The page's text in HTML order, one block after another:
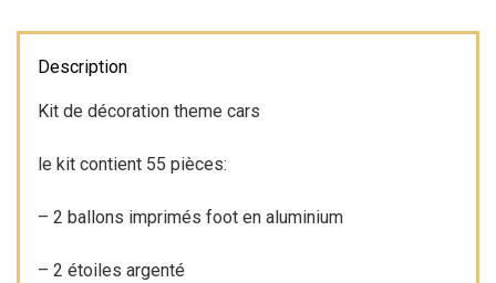
arche
football
pcs
Description
Kit de décoration theme cars
le kit contient 55 pièces:
– 2 ballons imprimés foot en aluminium
– 2 étoiles argenté